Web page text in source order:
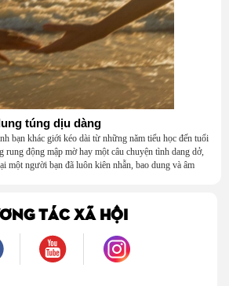
túng dịu dàng
bạn khác giới kéo dài từ những năm tiểu học đến tuổi
động mập mờ hay một câu chuyện tình dang dở,
một người bạn đã luôn kiên nhẫn, bao dung và âm
luôn cho tôi quyền được là chính mình.
TÁC XÃ HỘI